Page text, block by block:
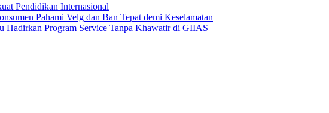
Pendidikan Internasional
Pahami Velg dan Ban Tepat demi Keselamatan
Hadirkan Program Service Tanpa Khawatir di GIIAS